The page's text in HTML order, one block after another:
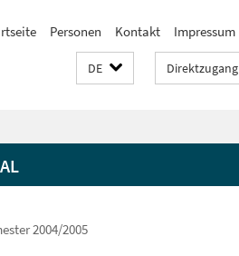
Personen Kontakt Impressum
DE Direktzugang
2004/2005